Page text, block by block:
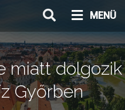
MENÜ
miatt dolgozik
Győrben